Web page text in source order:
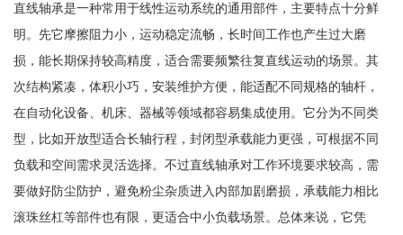
直线轴承是一种常用于线性运动系统的通用部件，主要特点十分鲜
明。先它摩擦阻力小，运动稳定流畅，长时间工作也产生过大磨
损，能长期保持较高精度，适合需要频繁往复直线运动的场景。其
次结构紧凑，体积小巧，安装维护方便，能适配不同规格的轴杆，
在自动化设备、机床、器械等领域都容易集成使用。它分为不同类
型，比如开放型适合长轴行程，封闭型承载能力更强，可根据不同
负载和空间需求灵活选择。不过直线轴承对工作环境要求较高，需
要做好防尘防护，避免粉尘杂质进入内部加剧磨损，承载能力相比
滚珠丝杠等部件也有限，更适合中小负载场景。总体来说，它凭